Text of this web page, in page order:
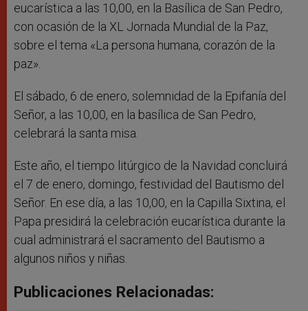
eucarística a las 10,00, en la Basílica de San Pedro,
con ocasión de la XL Jornada Mundial de la Paz,
sobre el tema «La persona humana, corazón de la
paz».
El sábado, 6 de enero, solemnidad de la Epifanía del
Señor, a las 10,00, en la basílica de San Pedro,
celebrará la santa misa.
Este año, el tiempo litúrgico de la Navidad concluirá
el 7 de enero, domingo, festividad del Bautismo del
Señor. En ese día, a las 10,00, en la Capilla Sixtina, el
Papa presidirá la celebración eucarística durante la
cual administrará el sacramento del Bautismo a
algunos niños y niñas.
Publicaciones Relacionadas: